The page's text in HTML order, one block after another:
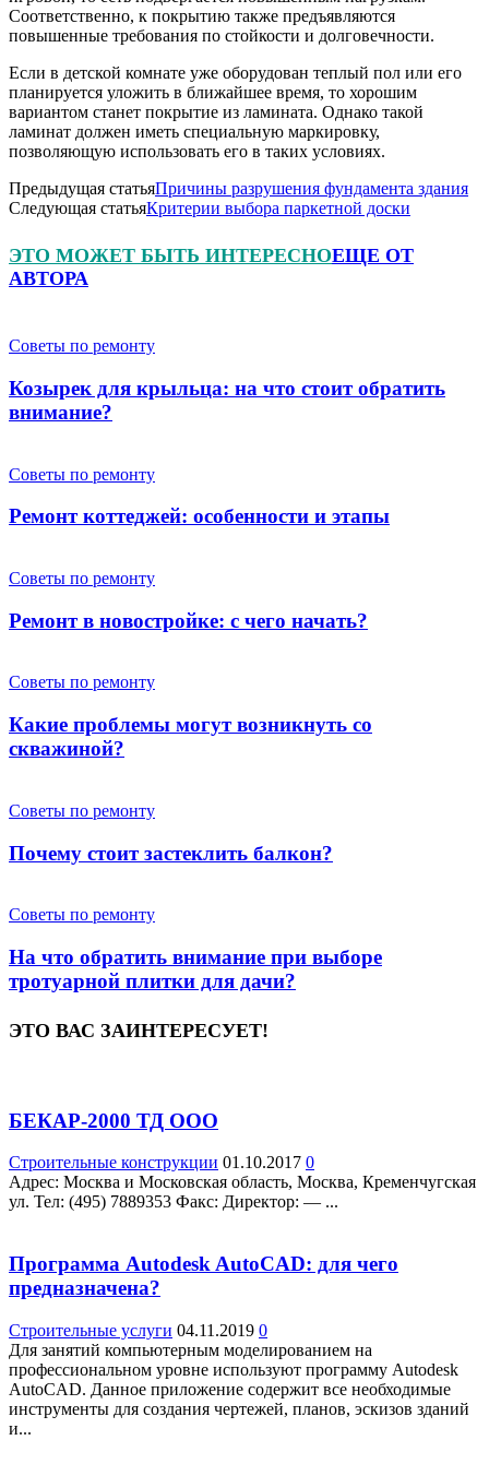
Соответственно, к покрытию также предъявляются
повышенные требования по стойкости и долговечности.
Если в детской комнате уже оборудован теплый пол или его
планируется уложить в ближайшее время, то хорошим
вариантом станет покрытие из ламината. Однако такой
ламинат должен иметь специальную маркировку,
позволяющую использовать его в таких условиях.
Предыдущая статьяПричины разрушения фундамента здания
Следующая статьяКритерии выбора паркетной доски
ЭТО МОЖЕТ БЫТЬ ИНТЕРЕСНОЕЩЕ ОТ
АВТОРА
Советы по ремонту
Козырек для крыльца: на что стоит обратить
внимание?
Советы по ремонту
Ремонт коттеджей: особенности и этапы
Советы по ремонту
Ремонт в новостройке: с чего начать?
Советы по ремонту
Какие проблемы могут возникнуть со
скважиной?
Советы по ремонту
Почему стоит застеклить балкон?
Советы по ремонту
На что обратить внимание при выборе
тротуарной плитки для дачи?
ЭТО ВАС ЗАИНТЕРЕСУЕТ!
БЕКАР-2000 ТД ООО
Строительные конструкции 01.10.2017 0
Адрес: Москва и Московская область, Москва, Кременчугская
ул. Teл: (495) 7889353 Факс: Директор: — ...
Программа Autodesk AutoCAD: для чего
предназначена?
Строительные услуги 04.11.2019 0
Для занятий компьютерным моделированием на
профессиональном уровне используют программу Autodesk
AutoCAD. Данное приложение содержит все необходимые
инструменты для создания чертежей, планов, эскизов зданий
и...